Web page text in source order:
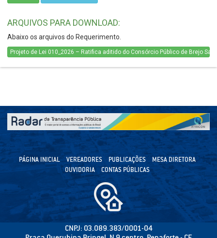
ARQUIVOS PARA DOWNLOAD:
Abaixo os arquivos do Requerimento.
Projeto de Lei 010_2026 – Ratifica aditido do Consórcio Público de Brejo
PÁGINA INICIAL VEREADORES PUBLICAÇÕES
MESA DIRETORA
OUVIDORIA
CONTAS PÚBLICAS
CNPJ: 03.089.383/0001-04